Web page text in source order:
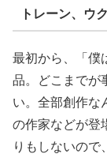
トレーン、ウ
最初から、「僕
品。どこまでが
い。全部創作な
の作家などが登
りもしないので